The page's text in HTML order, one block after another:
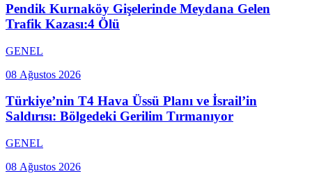
Pendik Kurnaköy Gişelerinde Meydana Gelen
Trafik Kazası:4 Ölü
GENEL
08 Ağustos 2026
Türkiye’nin T4 Hava Üssü Planı ve İsrail’in
Saldırısı: Bölgedeki Gerilim Tırmanıyor
GENEL
08 Ağustos 2026